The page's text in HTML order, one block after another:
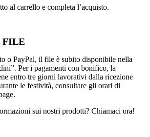
al carrello e completa l’acquisto.
FILE
o PayPal, il file è subito disponibile nella
Per i pagamenti con bonifico, la
entro tre giorni lavorativi dalla ricezione
le festività, consultare gli orari di
sui nostri prodotti? Chiamaci ora!